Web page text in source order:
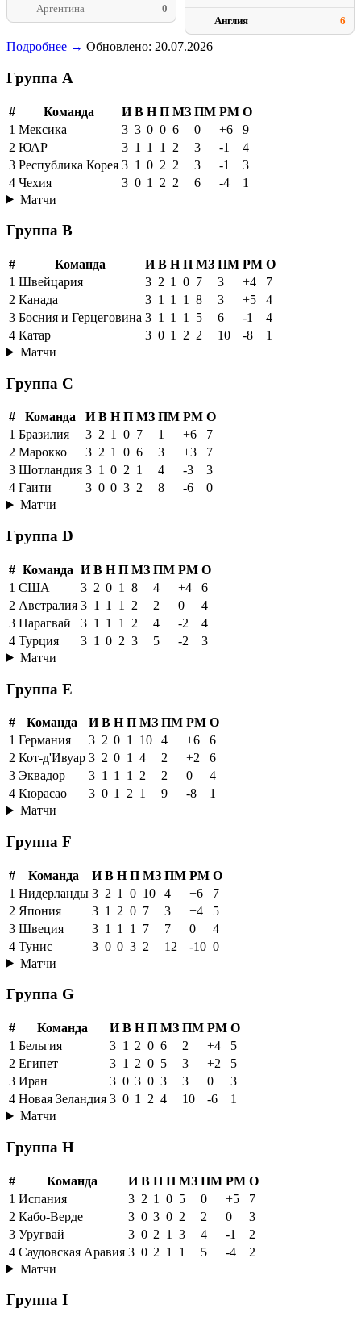
Аргентина 0
Англия 6
Подробнее → Обновлено: 20.07.2026
Группа A
# Команда И В Н П МЗ ПМ РМ О
1 Мексика 3 3 0 0 6 0 +6
9
2 ЮАР 3 1 1 1 2 3 -1
4
3 Республика Корея 3 1 0 2 2 3 -1
3
4 Чехия 3 0 1 2 2 6 -4
1
Матчи
Группа B
# Команда И В Н П МЗ ПМ РМ О
1 Швейцария 3 2 1 0 7 3 +4
7
2 Канада 3 1 1 1 8 3 +5
4
3 Босния и Герцеговина 3 1 1 1 5 6 -1
4
4 Катар 3 0 1 2 2 10 -8
1
Матчи
Группа C
# Команда И В Н П МЗ ПМ РМ О
1 Бразилия 3 2 1 0 7 1 +6
7
2 Марокко 3 2 1 0 6 3 +3
7
3 Шотландия 3 1 0 2 1 4 -3
3
4 Гаити 3 0 0 3 2 8 -6
0
Матчи
Группа D
# Команда И В Н П МЗ ПМ РМ О
1 США 3 2 0 1 8 4 +4
6
2 Австралия 3 1 1 1 2 2 0
4
3 Парагвай 3 1 1 1 2 4 -2
4
4 Турция 3 1 0 2 3 5 -2
3
Матчи
Группа E
# Команда И В Н П МЗ ПМ РМ О
1 Германия 3 2 0 1 10 4 +6
6
2 Кот-д'Ивуар 3 2 0 1 4 2 +2
6
3 Эквадор 3 1 1 1 2 2 0
4
4 Кюрасао 3 0 1 2 1 9 -8
1
Матчи
Группа F
# Команда И В Н П МЗ ПМ РМ О
1 Нидерланды 3 2 1 0 10 4 +6
7
2 Япония 3 1 2 0 7 3 +4
5
3 Швеция 3 1 1 1 7 7 0
4
4 Тунис 3 0 0 3 2 12 -10 0
Матчи
Группа G
# Команда И В Н П МЗ ПМ РМ О
1 Бельгия 3 1 2 0 6 2 +4
5
2 Египет 3 1 2 0 5 3 +2
5
3 Иран 3 0 3 0 3 3 0
3
4 Новая Зеландия 3 0 1 2 4 10 -6
1
Матчи
Группа H
# Команда И В Н П МЗ ПМ РМ О
1 Испания 3 2 1 0 5 0 +5
7
2 Кабо-Верде 3 0 3 0 2 2 0
3
3 Уругвай 3 0 2 1 3 4 -1
2
4 Саудовская Аравия 3 0 2 1 1 5 -4
2
Матчи
Группа I